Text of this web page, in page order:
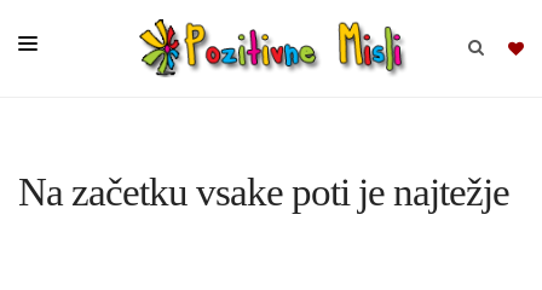
Na začetku vsake poti je najtežje